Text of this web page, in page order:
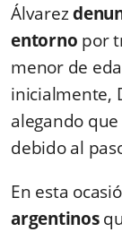
Álvarez
entorno por
menor de
inicialmente,
alegando
debido al
En esta
argentinos